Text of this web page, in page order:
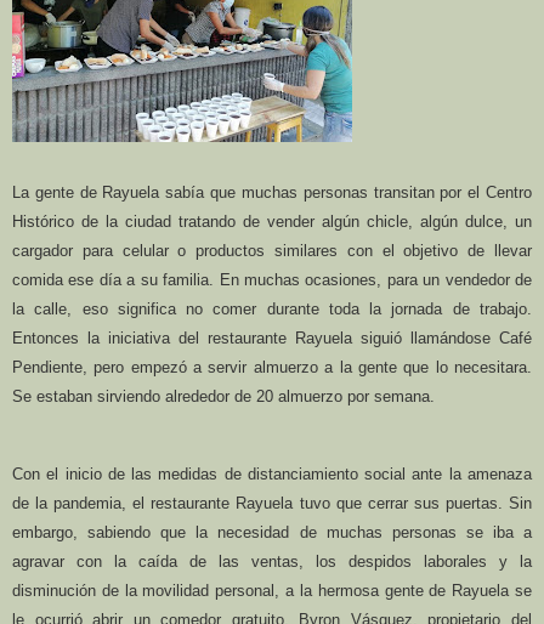
La gente de Rayuela sabía que muchas personas transitan por el Centro
Histórico de la ciudad tratando de vender algún chicle, algún dulce, un
cargador para celular o productos similares con el objetivo de llevar
comida ese día a su familia. En muchas ocasiones, para un vendedor de
la calle, eso significa no comer durante toda la jornada de trabajo.
Entonces la iniciativa del restaurante Rayuela siguió llamándose Café
Pendiente, pero empezó a servir almuerzo a la gente que lo necesitara.
Se estaban sirviendo alrededor de 20 almuerzo por semana.
Con el inicio de las medidas de distanciamiento social ante la amenaza
de la pandemia, el restaurante Rayuela tuvo que cerrar sus puertas. Sin
embargo, sabiendo que la necesidad de muchas personas se iba a
agravar con la caída de las ventas, los despidos laborales y la
disminución de la movilidad personal, a la hermosa gente de Rayuela se
le ocurrió abrir un comedor gratuito. Byron Vásquez, propietario del